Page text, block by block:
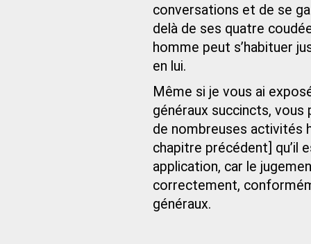
conversations et de se
delà de ses quatre
homme peut s’habituer
en lui.
Même si je vous ai
généraux succincts, vous
de nombreuses activités
chapitre précédent] qu’il
application, car le
correctement,
généraux.